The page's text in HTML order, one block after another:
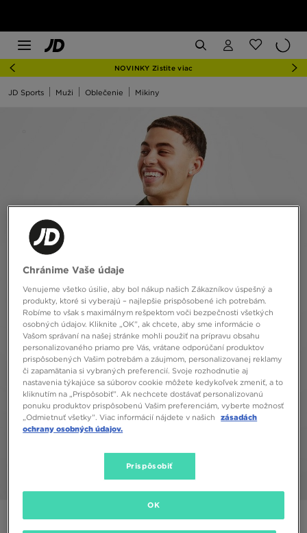
NOVINKY Zistite viac
JD Sports Muži Oblečenie Mikiny
Obrázky Video
Chránime Vaše údaje
Venujeme všetko úsilie, aby bol nákup našich Zákazníkov úspešný a
produkty, ktoré si vyberajú – najlepšie prispôsobené ich potrebám.
Robíme to však s maximálnym rešpektom voči bezpečnosti všetkých
osobných údajov. Kliknite „OK”, ak chcete, aby sme informácie o
Vašom správaní na našej stránke mohli použiť na prípravu obsahu
personalizovaného priamo pre Vás, vrátane odporúčaní produktov
prispôsobených Vašim potrebám a záujmom, personalizovanej reklamy
či zapamätania si vybraných preferencií. Svoje rozhodnutie aj
nastavenia týkajúce sa súborov cookie môžete kedykoľvek zmeniť, a to
kliknutím na „Prispôsobiť”. Ak nechcete dostávať personalizovanú
ponuku produktov prispôsobenú Vašim preferenciám, vyberte možnosť
„Odmietnuť všetky”. Viac informácií nájdete v našich
zásadách
ochrany osobných údajov.
Prispôsobiť
OK